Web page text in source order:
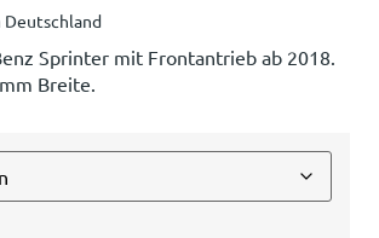
Deutschland
Sprinter mit Frontantrieb ab 2018.
Breite.